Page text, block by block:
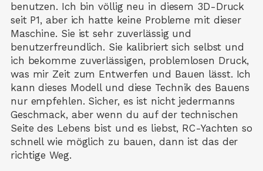
benutzen. Ich bin völlig neu in diesem 3D-Druck
seit P1, aber ich hatte keine Probleme mit dieser
Maschine. Sie ist sehr zuverlässig und
benutzerfreundlich. Sie kalibriert sich selbst und
ich bekomme zuverlässigen, problemlosen Druck,
was mir Zeit zum Entwerfen und Bauen lässt. Ich
kann dieses Modell und diese Technik des Bauens
nur empfehlen. Sicher, es ist nicht jedermanns
Geschmack, aber wenn du auf der technischen
Seite des Lebens bist und es liebst, RC-Yachten so
schnell wie möglich zu bauen, dann ist das der
richtige Weg.